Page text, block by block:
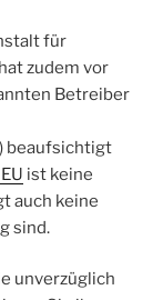
für
zudem vor
Betreiber
beaufsichtigt
ist keine
auch keine
sind.
unverzüglich